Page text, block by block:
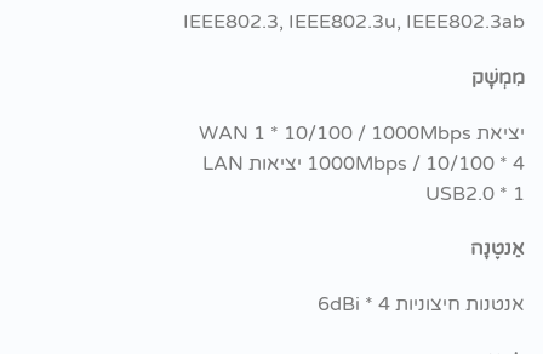
IEEE802.3, IEEE802.3u, IEEE802.3ab
מִמְשָׁק
יציאת WAN 1 * 10/100 / 1000Mbps
4 * 10/100 / 1000Mbps יציאות LAN
USB2.0 * 1
אַנטֶנָה
אנטנות חיצוניות 4 * 6dBi